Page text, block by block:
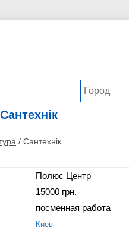
Сантехнік
/ Сантехнік
Полюс Центр
15000 грн.
посменная работа
Киев